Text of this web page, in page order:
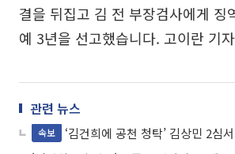
결을 뒤집고 김 전 부장검사에게 징
예 3년을 선고했습니다. 고이란 기
관련 뉴스
속보
‘김건희에 공천 청탁’ 김상민 2심서 유죄로